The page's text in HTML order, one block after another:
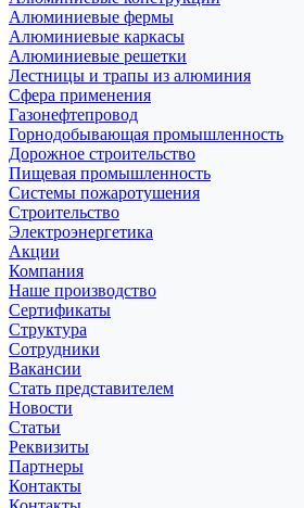
Алюминиевые фермы
Алюминиевые каркасы
Алюминиевые решетки
Лестницы и трапы из алюминия
Сфера применения
Газонефтепровод
Горнодобывающая промышленность
Дорожное строительство
Пищевая промышленность
Системы пожаротушения
Строительство
Электроэнергетика
Акции
Компания
Наше производство
Сертификаты
Структура
Сотрудники
Вакансии
Стать представителем
Новости
Статьи
Реквизиты
Партнеры
Контакты